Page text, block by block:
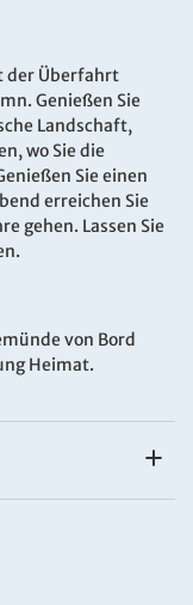
der Überfahrt
Genießen Sie
Landschaft,
wo Sie die
Sie einen
erreichen Sie
gehen. Lassen Sie
von Bord
Heimat.
Alle